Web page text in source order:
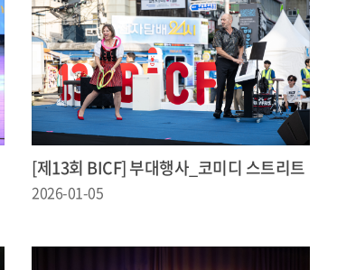
[제13회 BICF] 부대행사_코미디 스트리트
2026-01-05